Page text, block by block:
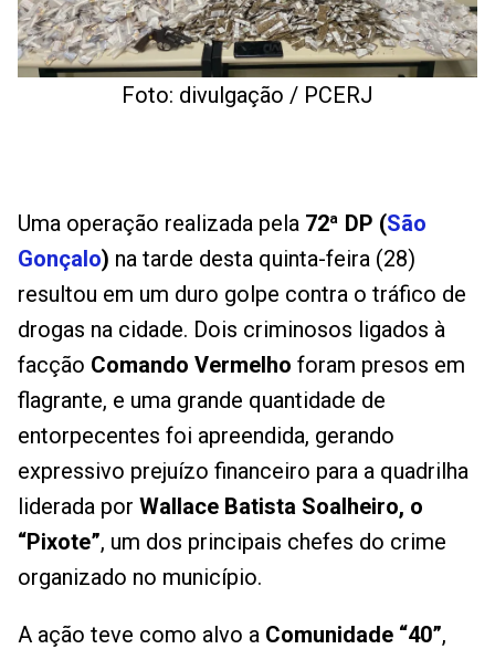
Foto: divulgação / PCERJ
Uma operação realizada pela 72ª DP (São
Gonçalo) na tarde desta quinta-feira (28)
resultou em um duro golpe contra o tráfico de
drogas na cidade. Dois criminosos ligados à
facção Comando Vermelho foram presos em
flagrante, e uma grande quantidade de
entorpecentes foi apreendida, gerando
expressivo prejuízo financeiro para a quadrilha
liderada por Wallace Batista Soalheiro, o
“Pixote”, um dos principais chefes do crime
organizado no município.
A ação teve como alvo a Comunidade “40”,